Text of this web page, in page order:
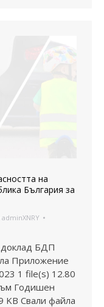
на
България за
adminXNRY
БДП
Приложение
1 file(s) 12.80
Годишен
Свали файла